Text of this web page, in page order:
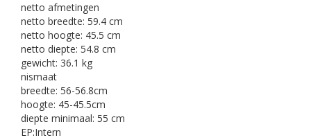
netto afmetingen
netto breedte: 59.4 cm
netto hoogte: 45.5 cm
netto diepte: 54.8 cm
gewicht: 36.1 kg
nismaat
breedte: 56-56.8cm
hoogte: 45-45.5cm
diepte minimaal: 55 cm
EP:Intern